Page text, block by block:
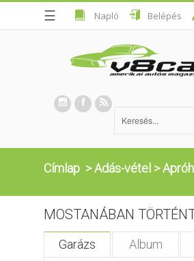
☰ Napló Belépés
Címlap >Adás-vétel >
MOSTANÁBAN
Garázs Album